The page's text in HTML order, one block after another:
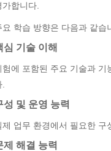
가합니다.
요 학습 방향은 다음과 같습
심 기술 이해
험에 포함된 주요 기술과 기
성 및 운영 능력
제 업무 환경에서 필요한 구
제 해결 능력